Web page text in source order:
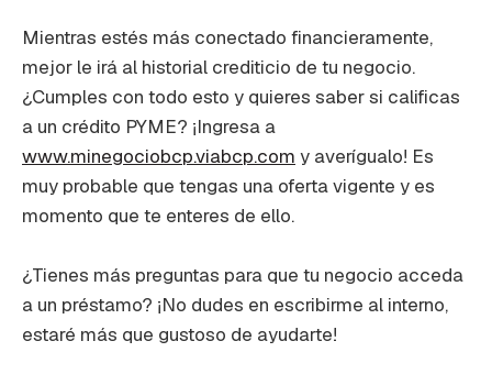
Mientras estés más conectado financieramente,
mejor le irá al historial crediticio de tu negocio.
¿Cumples con todo esto y quieres saber si calificas
a un crédito PYME? ¡Ingresa a
www.minegociobcp.viabcp.com y averígualo! Es
muy probable que tengas una oferta vigente y es
momento que te enteres de ello.
¿Tienes más preguntas para que tu negocio acceda
a un préstamo? ¡No dudes en escribirme al interno,
estaré más que gustoso de ayudarte!